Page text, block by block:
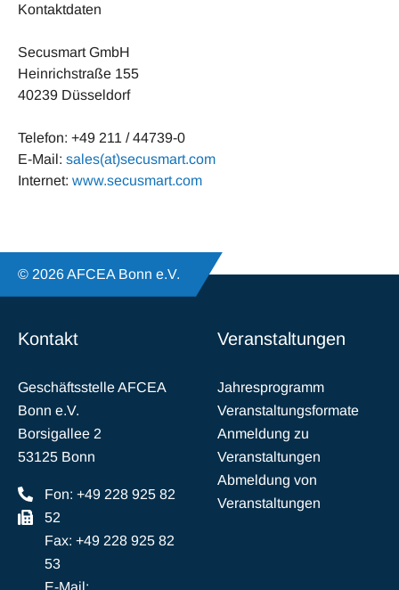
Kontaktdaten
Secusmart GmbH
Heinrichstraße 155
40239 Düsseldorf
Telefon: +49 211 / 44739-0
E-Mail: sales(at)secusmart.com
Internet: www.secusmart.com
© 2026 AFCEA Bonn e.V.
Kontakt
Geschäftsstelle AFCEA
Bonn e.V.
Borsigallee 2
53125 Bonn
Fon: +49 228 925 82
52
Fax: +49 228 925 82
53
E-Mail:
Veranstaltungen
Jahresprogramm
Veranstaltungsformate
Anmeldung zu
Veranstaltungen
Abmeldung von
Veranstaltungen